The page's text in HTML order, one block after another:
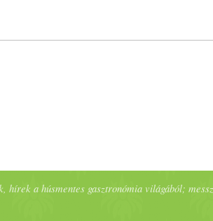
hírek a húsmentes gasztronómia világából;